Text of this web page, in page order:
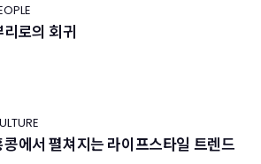
리로의 회귀
콩에서 펼쳐지는 라이프스타일 트렌드